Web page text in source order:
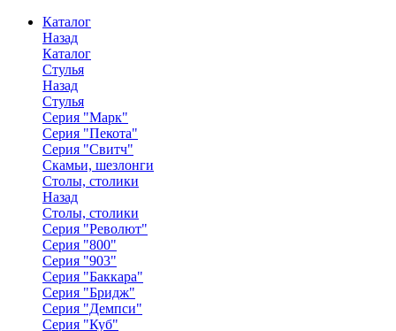
Каталог
Назад
Каталог
Стулья
Назад
Стулья
Серия "Марк"
Серия "Пекота"
Серия "Свитч"
Скамьи, шезлонги
Столы, столики
Назад
Столы, столики
Серия "Револют"
Серия "800"
Серия "903"
Серия "Баккара"
Серия "Бридж"
Серия "Демпси"
Серия "Куб"